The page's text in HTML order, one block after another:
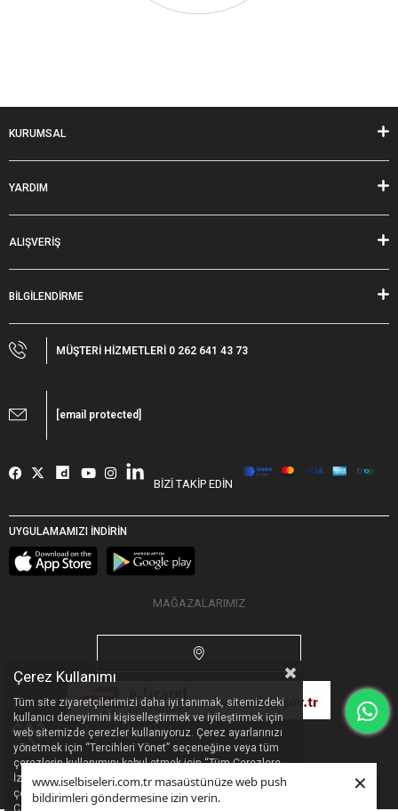
www.iselbiseleri.com.tr masaüstünüze web push
bildirimleri göndermesine izin verin.
×
KURUMSAL
YARDIM
ALIŞVERİŞ
BİLGİLENDİRME
MÜŞTERİ HİZMETLERİ 0 262 641 43 73
[email protected]
BİZİ TAKİP EDİN
UYGULAMAMIZI İNDİRİN
MAĞAZALARIMIZ
Designed by Pella Global PR Dijital Pazarlama Ajansı
Çerez Kullanımı
Tüm site ziyaretçilerimizi daha iyi tanımak, sitemizdeki
kullanıcı deneyimini kişiselleştirmek ve iyileştirmek için
web sitemizde çerezler kullanıyoruz. Çerez ayarlarınızı
yönetmek için “Tercihleri Yönet” seçeneğine veya tüm
çerezlerin kullanımını kabul etmek için “Tüm Çerezlere
İzin Ver” seçeneğine tıklayabilirsiniz. Sitemizdeki
çerezleri ve bu çerezleri hangi amaçla kullandığımızı
Çerez Politikası’ndan inceleyebilirsiniz.